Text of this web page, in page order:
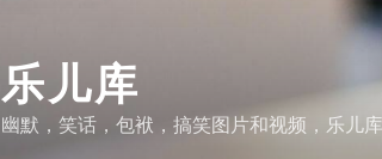
乐儿库
幽默，笑话，包袱，搞笑图片和视频，乐儿